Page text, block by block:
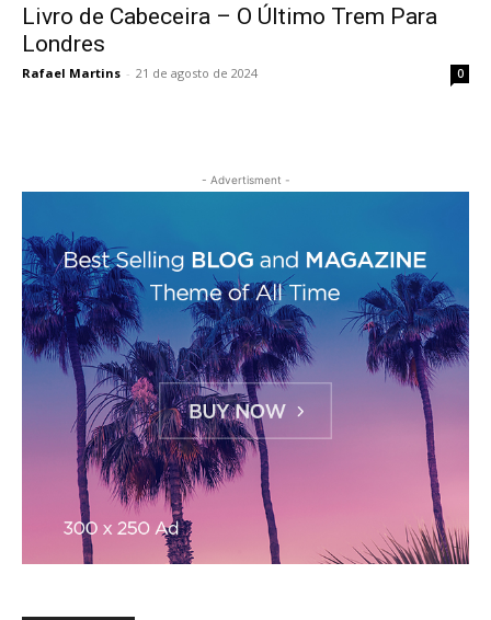
Livro de Cabeceira – O Último Trem Para
Londres
Rafael Martins - 21 de agosto de 2024 0
- Advertisment -